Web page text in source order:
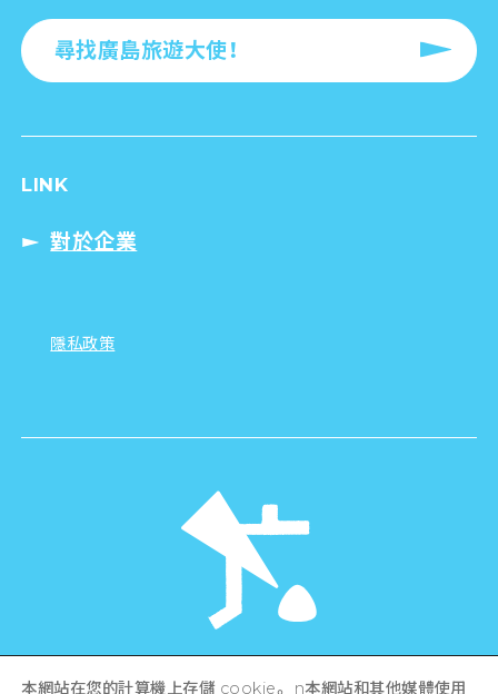
尋找廣島旅遊大使！
LINK
對於企業
隱私政策
本網站在您的計算機上存儲 cookie。 n本網站和其他媒體使用